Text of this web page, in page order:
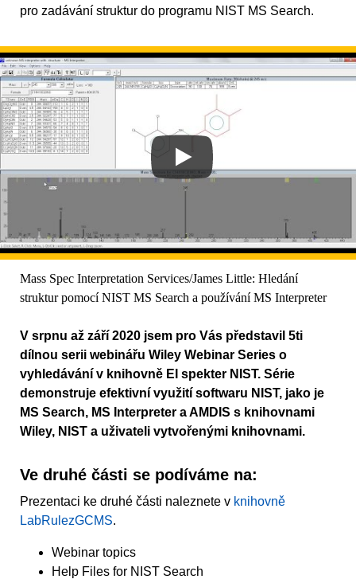
pro zadávání struktur do programu NIST MS Search.
Mass Spec Interpretation Services/James Little: Hledání
struktur pomocí NIST MS Search a používání MS Interpreter
V srpnu až září 2020 jsem pro Vás představil 5ti
dílnou serii webinářu Wiley Webinar Series o
vyhledávání v knihovně EI spekter NIST. Série
demonstruje efektivní využití softwaru NIST, jako je
MS Search, MS Interpreter a AMDIS s knihovnami
Wiley, NIST a uživateli vytvořenými knihovnami.
Ve druhé části se podíváme na:
Prezentaci ke druhé části naleznete v knihovně
LabRulezGCMS.
Webinar topics
Help Files for NIST Search